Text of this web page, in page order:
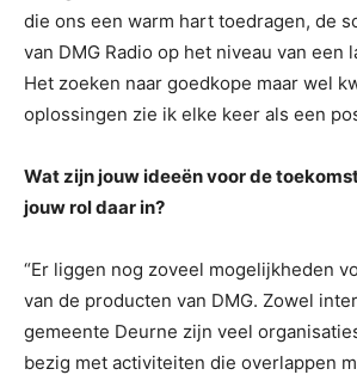
die ons een warm hart toedragen, de
van DMG Radio op het niveau van een
Het zoeken naar goedkope maar wel
oplossingen zie ik elke keer als een
Wat zijn jouw ideeën voor de
jouw rol daar in?
“Er liggen nog zoveel mogelijkheden
van de producten van DMG. Zowel
gemeente Deurne zijn veel
bezig met activiteiten die overlappen